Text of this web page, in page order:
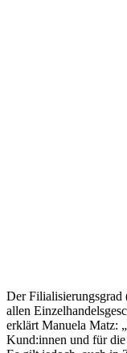
Der Filialisierungsgrad
allen
erklärt Manuela Matz:
Kund:innen und für